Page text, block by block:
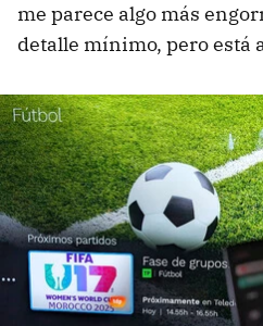
me parece algo más
detalle mínimo, pero está